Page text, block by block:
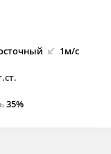
1м/с
35%